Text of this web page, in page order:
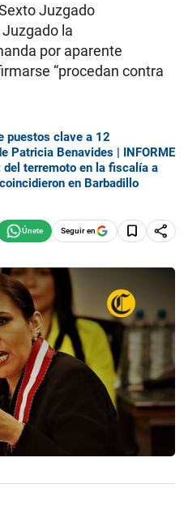
Juzgado
la
por aparente
“procedan contra
puestos clave a 12
Patricia Benavides | INFORME
terremoto en la fiscalía a
en Barbadillo
Seguir en